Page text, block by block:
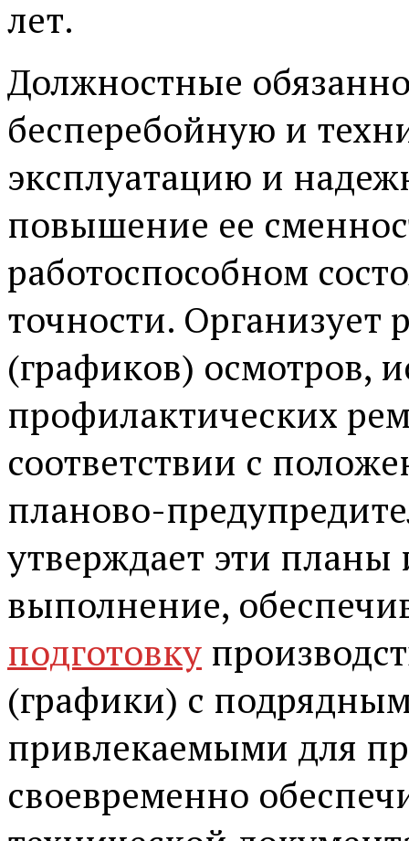
лет.
Должностные
бесперебойную и
эксплуатацию и
повышение ее
работоспособном
точности. Организует
(графиков) осмотров,
профилактических
соответствии с
планово-
утверждает эти планы
выполнение,
подготовку
(графики) с
привлекаемыми для
своевременно